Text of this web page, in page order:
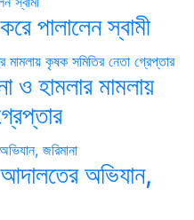
পালালেন স্বামী
ও হামলার মামলায়
অভিযান,